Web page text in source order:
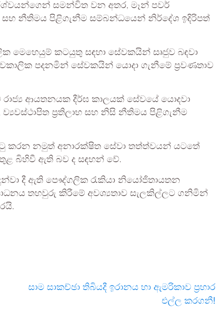
සමන්විත වන අතර, මෑන් පවර්
සහ නීතිමය පිළිගැනීම සම්බන්ධයෙන් නිර්දේශ ඉදිරිපත්
මෙහෙයුම් කටයුතු සඳහා සේවකයින් සෘජුව බඳවා
පදනමින් සේවකයින් යොදා ගැනීමේ ප්‍රවණතාව
ආයතනයක දීර්ඝ කාලයක් සේවයේ යොදවා
ප්‍රතිලාභ සහ නිසි නීතිමය පිළිගැනීම
කරන නමුත් අනාරක්ෂිත සේවා තත්ත්වයන් යටතේ
බිහිවී ඇති බව ද සඳහන් වේ.
දී ඇති පෞද්ගලික රැකියා නියෝජිතායතන
තහවුරු කිරීමේ අවශ්‍යතාව සැලකිල්ලට ගනිමින්
සාම සාකච්ඡා තිබියදී ඉරානය හා ඇමරිකාව ප්‍රහාර
එල්ල කරගනී!